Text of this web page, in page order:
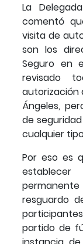
La
comentó
visita de
son los
Seguro en
revisado
autorización
Ángeles,
de
cualquier
Por eso es
resguardo
partido de